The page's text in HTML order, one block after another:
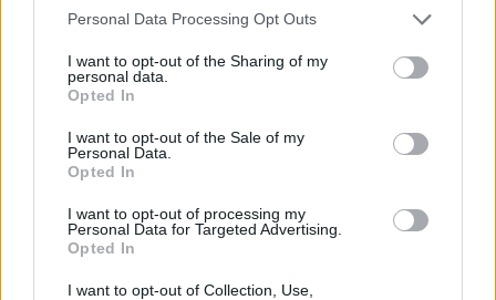
Personal Data Processing Opt Outs
I want to opt-out of the Sharing of my
personal data.
Opted In
I want to opt-out of the Sale of my
Personal Data.
Opted In
I want to opt-out of processing my
Personal Data for Targeted Advertising.
Opted In
I want to opt-out of Collection, Use,
Cum a blocat Cristian Diaconescu, timp de
doi ani, partidul care-l...
Robert Mateescu - sâmbătă, 20 aprilie 2024